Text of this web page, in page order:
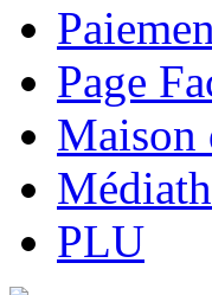
Page
Maison
PLU